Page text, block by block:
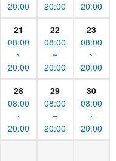
20:00
20:00
20:00
21
08:00
~
20:00
22
08:00
~
20:00
23
08:00
~
20:00
28
08:00
~
20:00
29
08:00
~
20:00
30
08:00
~
20:00